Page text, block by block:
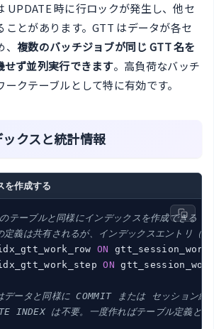
UPDATE 時に行ロックが発生し、他セ
ことがあります。GTT はデータが各セ
複数のバッチジョブが同じ GTT 名を
せず並列実行できます。高負荷なバッチ
クテーブルとして特に有効です。
クスと統計情報
を作成する
ーブルと同様にインデックスを作成できる
義は共有されるが、インデックスエントリ（
ON
ON
ータと同様に COMMIT または セッション終
INDEX は不要。一度作ればテーブル定義と共